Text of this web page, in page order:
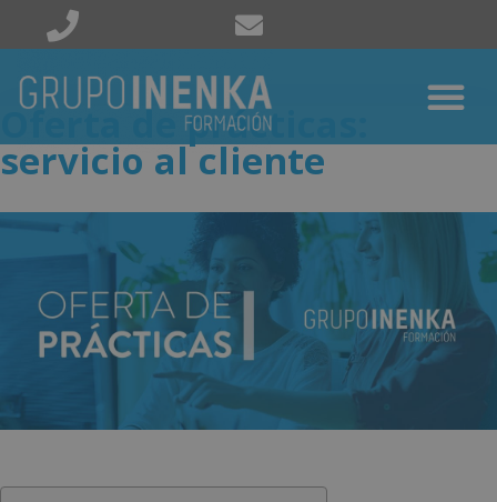
Oferta de prácticas:
servicio al cliente